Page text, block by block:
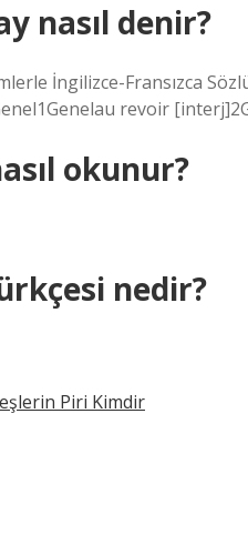
nasıl denir?
İngilizce-Fransızca
revoir
okunur?
nedir?
Piri Kimdir